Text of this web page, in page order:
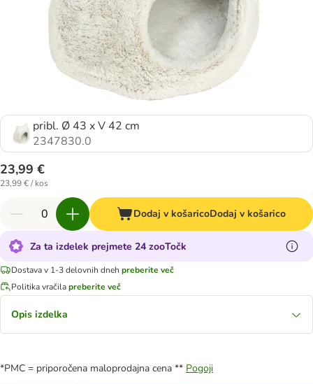
pribl. Ø 43 x V 42 cm
2347830.0
23,99 €
23,99 € / kos
Dodaj v košaricoDodaj v košarico
Za ta izdelek prejmete 24 zooTočk
Dostava v 1-3 delovnih dneh preberite več
Politika vračilapreberite več
Opis izdelka
*PMC = priporočena maloprodajna cena ** Pogoji